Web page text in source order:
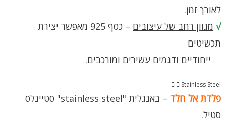
לאורך זמן.
√ מגוון רחב של עיצובים
– כסף 925 מאפשר יצירת
תכשיטים
ייחודיים ודגמים עשירים ומורכבים.
Stainless Steel
פלדת אל חלד
– באנגלית "stainless steel" סטיינלס
סטיל.